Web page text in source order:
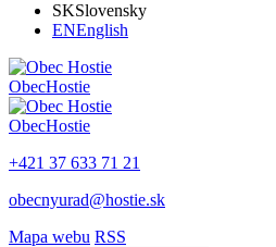
SKSlovensky
ENEnglish
ObecHostie
ObecHostie
+421 37 633 71 21
obecnyurad@hostie.sk
Mapa webu RSS